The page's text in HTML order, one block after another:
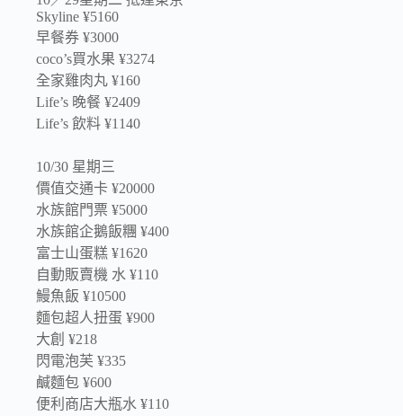
Skyline ¥5160
早餐券 ¥3000
coco’s買水果 ¥3274
全家雞肉丸 ¥160
Life’s 晚餐 ¥2409
Life’s 飲料 ¥1140
10/30 星期三
價值交通卡 ¥20000
水族館門票 ¥5000
水族館企鵝飯糰 ¥400
富士山蛋糕 ¥1620
自動販賣機 水 ¥110
鰻魚飯 ¥10500
麵包超人扭蛋 ¥900
大創 ¥218
閃電泡芙 ¥335
鹹麵包 ¥600
便利商店大瓶水 ¥110